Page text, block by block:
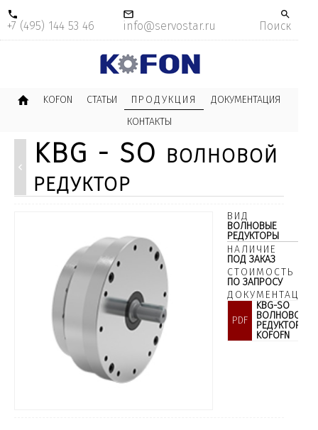
+7 (495) 144 53 46 info@servostar.ru Поиск
KOFON ПРОДУКЦИЯ ДОКУМЕНТАЦИЯ
СТАТЬИ
КОНТАКТЫ
KBG - SO волновой
редуктор
ВИД
ВОЛНОВЫЕ
РЕДУКТОРЫ
НАЛИЧИЕ
ПОД ЗАКАЗ
СТОИМОСТЬ
ПО ЗАПРОСУ
ДОКУМЕНТАЦИЯ:
KBG-SO
ВОЛНОВОЙ
РЕДУКТОР
KOFOFN
PDF